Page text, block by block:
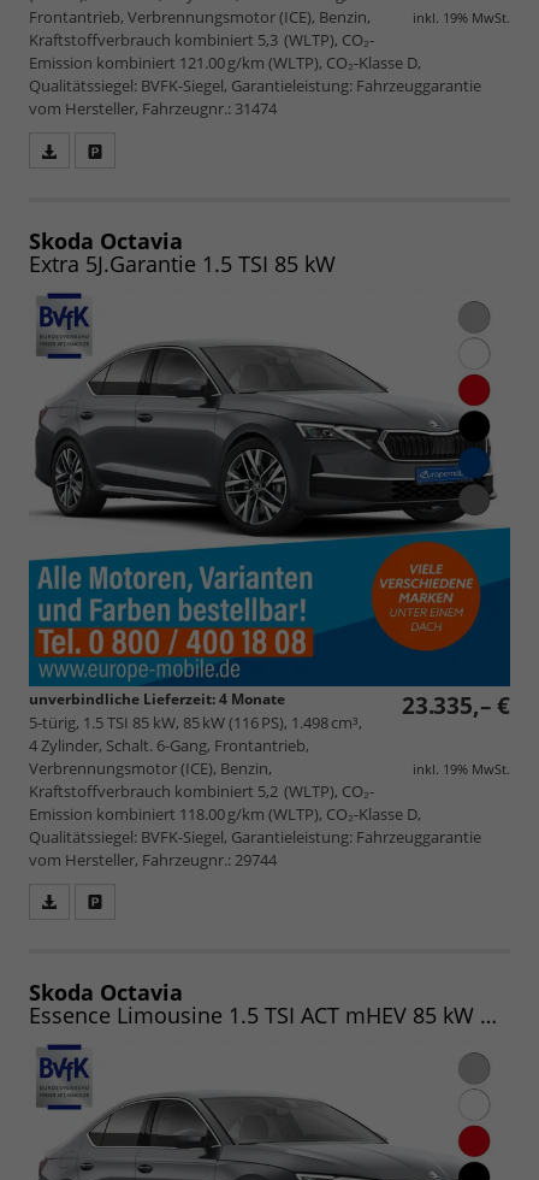
inkl. 19% MwSt.
Frontantrieb, Verbrennungsmotor (ICE), Benzin,
Kraftstoffverbrauch kombiniert 5,3 (WLTP), CO₂-
Emission kombiniert 121.00 g/km (WLTP), CO₂-Klasse D,
Qualitätssiegel: BVFK-Siegel, Garantieleistung: Fahrzeuggarantie
vom Hersteller, Fahrzeugnr.: 31474
speichern/drucken
Skoda Octavia
Extra 5J.Garantie 1.5 TSI 85 kW
23.335,– €
inkl. 19% MwSt.
unverbindliche Lieferzeit:4 Monate
5-türig, 1.5 TSI 85 kW, 85 kW (116 PS), 1.498 cm³,
4 Zylinder, Schalt. 6-Gang, Frontantrieb,
Verbrennungsmotor (ICE), Benzin,
Kraftstoffverbrauch kombiniert 5,2 (WLTP), CO₂-
Emission kombiniert 118.00 g/km (WLTP), CO₂-Klasse D,
Qualitätssiegel: BVFK-Siegel, Garantieleistung: Fahrzeuggarantie
vom Hersteller, Fahrzeugnr.: 29744
speichern/drucken
Skoda Octavia
Essence Limousine 1.5 TSI ACT mHEV 85 kW DSG